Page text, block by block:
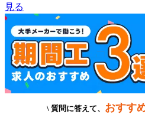
見る
\ 質問に答えて、 おすす